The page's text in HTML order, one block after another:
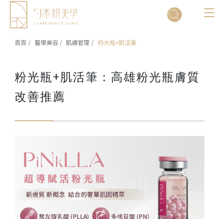
首頁 醫學美容 肌膚管理 粉光瓶+肌活筆
粉光瓶+肌活筆：高雄粉光瓶膚質
改善推薦
Cookie管理面板